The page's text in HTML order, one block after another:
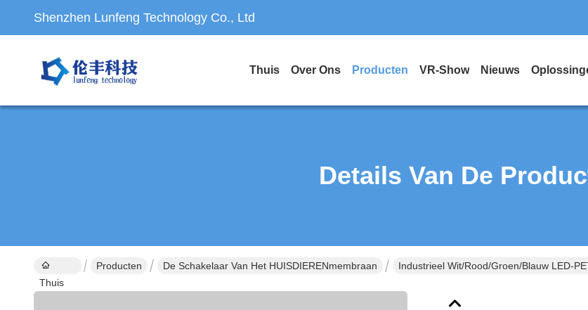
Shenzhen Lunfeng Technology Co., Ltd
Thuis Over Ons Producten VR-Show Nieuws
Details Van De
Thuis
Producten De Schakelaar Van Het HUISDIERENmembraan Industrieel Wit/rood/groen/blauw LED-